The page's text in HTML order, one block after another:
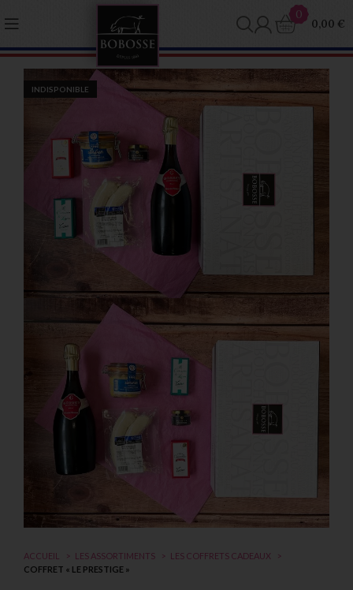
0
0,00 €
INDISPONIBLE
ACCUEIL LES ASSORTIMENTS
LES COFFRETS CADEAUX
COFFRET « LE PRESTIGE »
Panneau de gestion des cookies